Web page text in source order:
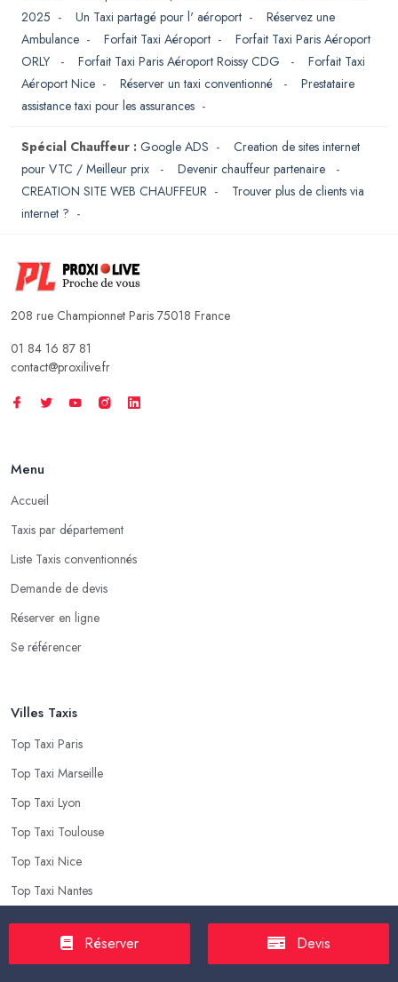
2025 - Un Taxi partagé pour l' aéroport - Réservez une
Ambulance - Forfait Taxi Aéroport - Forfait Taxi Paris Aéroport
ORLY
- Forfait Taxi Paris Aéroport Roissy CDG - Forfait Taxi
Aéroport Nice - Réserver un taxi conventionné - Prestataire
assistance taxi pour les assurances -
Spécial Chauffeur : Google ADS - Creation de sites internet
pour VTC / Meilleur prix
- Devenir chauffeur partenaire
-
CREATION SITE WEB CHAUFFEUR - Trouver plus de clients via
internet ? -
208 rue Championnet Paris 75018 France
01 84 16 87 81
contact@proxilive.fr
Menu
Accueil
Taxis par département
Liste Taxis conventionnés
Demande de devis
Réserver en ligne
Se référencer
Villes Taxis
Top Taxi Paris
Top Taxi Marseille
Top Taxi Lyon
Top Taxi Toulouse
Top Taxi Nice
Top Taxi Nantes
Top Taxis
Réserver Devis